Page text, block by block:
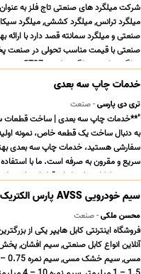
شرکت میلگرد های صنعتی تاج فلز به عنوان
میلگرد ترانس, میلگرد کششی, میلگرد
صنعتی و میلگرد سمانته قصد دارد با ارائه
صنعتی با قیمت مناسب تحولی در صنعت
میلگرد ترانس, میلگرد ترانسی ST37 , می ... ...
خدمات چاپ سه بعدی
تری دی پارسی- صنعت
"**خدمات چاپ سه بعدی | ساخت قطعات
به دنبال ساخت یک قطعه خاص، نمونه
سفارشی هستید، خدمات چاپ سه بعدی
سریع و مقرون به صرفه است. ما با
صنعتی، امکان تولید انواع قطعات
سیم خودرویی AVSS پارس الکتریک
محسن ملکی- صنعت
فروشگاه اینترنتی کابل هایپر یکی از
آنلاین انواع کابل صنعتی, سیم افشان,